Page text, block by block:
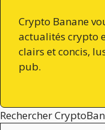
Crypto Banane
actualités crypto
clairs et concis,
pub.
Rechercher